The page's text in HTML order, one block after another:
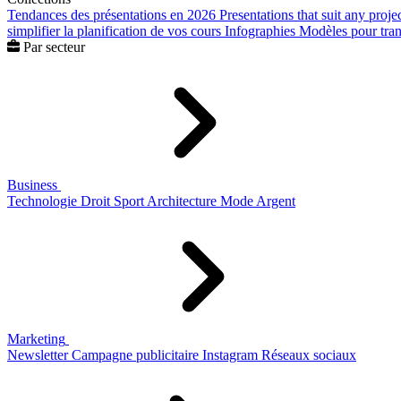
Tendances des présentations en 2026 Presentations that suit any
simplifier la planification de vos cours Infographies Modèles pour
Par secteur
Business
Technologie Droit Sport Architecture Mode Argent
Marketing
Newsletter Campagne publicitaire Instagram Réseaux sociaux